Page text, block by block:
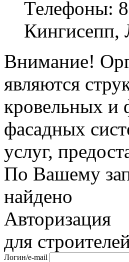
Телефоны:
Кингисепп,
Внимание!
являются
кровельных и
фасадных
услуг,
По Вашему
найдено
Авторизация
для
Логин/e-mail